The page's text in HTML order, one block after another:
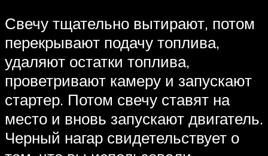
Свечу тщательно вытирают, потом
перекрывают подачу топлива,
удаляют остатки топлива,
проветривают камеру и запускают
стартер. Потом свечу ставят на
место и вновь запускают двигатель.
Черный нагар свидетельствует о